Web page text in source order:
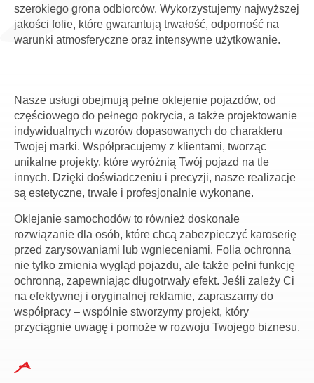
szerokiego grona odbiorców. Wykorzystujemy najwyższej
jakości folie, które gwarantują trwałość, odporność na
warunki atmosferyczne oraz intensywne użytkowanie.
Nasze usługi obejmują pełne oklejenie pojazdów, od
częściowego do pełnego pokrycia, a także projektowanie
indywidualnych wzorów dopasowanych do charakteru
Twojej marki. Współpracujemy z klientami, tworząc
unikalne projekty, które wyróżnią Twój pojazd na tle
innych. Dzięki doświadczeniu i precyzji, nasze realizacje
są estetyczne, trwałe i profesjonalnie wykonane.
Oklejanie samochodów to również doskonałe
rozwiązanie dla osób, które chcą zabezpieczyć karoserię
przed zarysowaniami lub wgnieceniami. Folia ochronna
nie tylko zmienia wygląd pojazdu, ale także pełni funkcję
ochronną, zapewniając długotrwały efekt. Jeśli zależy Ci
na efektywnej i oryginalnej reklamie, zapraszamy do
współpracy – wspólnie stworzymy projekt, który
przyciągnie uwagę i pomoże w rozwoju Twojego biznesu.